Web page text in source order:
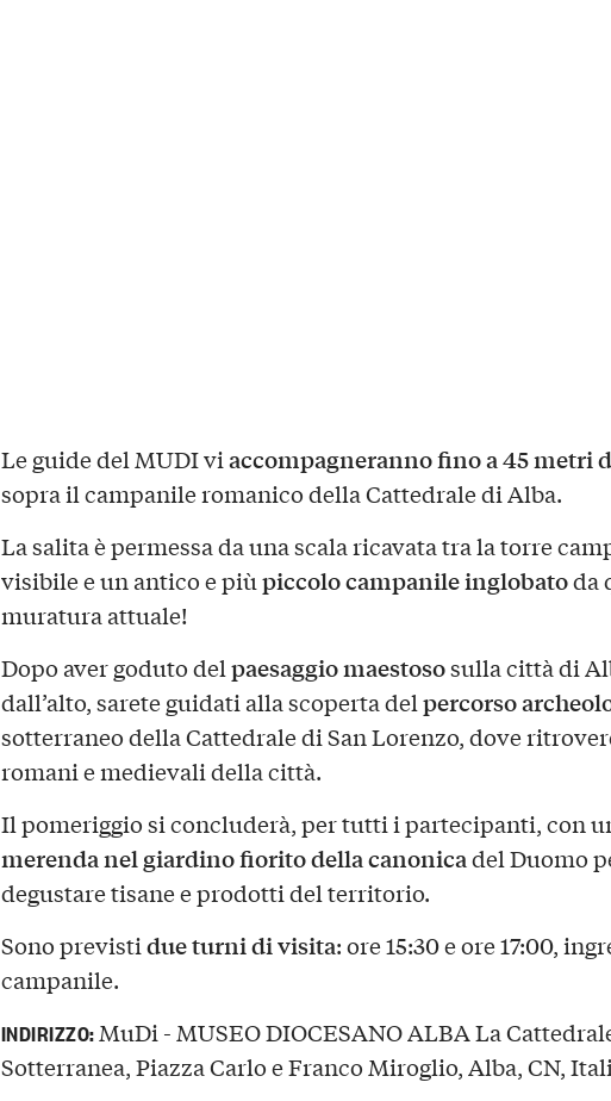
Le guide del MUDI viaccompagneranno fino a 45 metri
sopra il campanile romanico della Cattedrale di Alba.
La salita è permessa da una scala ricavata tra la torre
visibile e un antico e più piccolo campanile inglobatoda
muratura attuale!
Dopo aver goduto delpaesaggio maestososulla città di
dall’alto, sarete guidati alla scoperta delpercorso
sotterraneo della Cattedrale di San Lorenzo, dove
romani e medievali della città.
Il pomeriggio si concluderà, per tutti i partecipanti, con
merenda nel giardino fiorito della canonicadel Duomo
degustare tisane e prodotti del territorio.
Sono previstidue turni di visita: ore 15:30 e ore 17:00,
campanile.
INDIRIZZO: MuDi - MUSEO DIOCESANO ALBA La
Sotterranea, Piazza Carlo e Franco Miroglio, Alba, CN,